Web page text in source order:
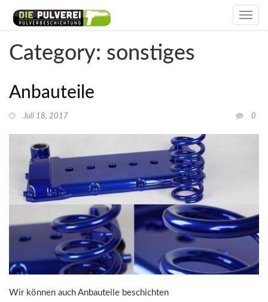
Toggle
Category: sonstiges
Anbauteile
Juli 18, 2017 0
Wir können auch Anbauteile beschichten